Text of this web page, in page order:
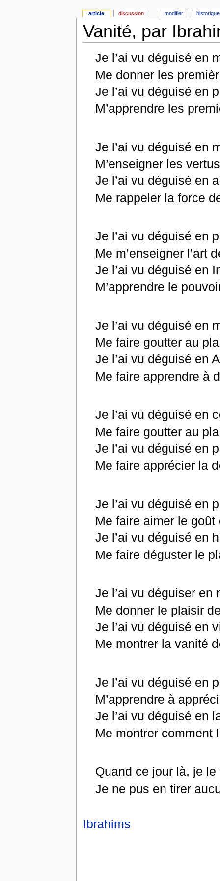
Vanité, par
Je l’ai vu déguisé en
Me donner les
Je l’ai vu déguisé en
M’apprendre les
Je l’ai vu déguisé en
M’enseigner les
Je l’ai vu déguisé en
Me rappeler la force
Je l’ai vu déguisé en
Me m’enseigner l’art
Je l’ai vu déguisé en
M’apprendre le
Je l’ai vu déguisé en
Me faire goutter au
Je l’ai vu déguisé en
Me faire apprendre à
Je l’ai vu déguisé en
Me faire goutter au
Je l’ai vu déguisé en
Me faire apprécier la
Je l’ai vu déguisé en
Me faire aimer le
Je l’ai vu déguisé en
Me faire déguster le
Je l’ai vu déguiser en
Me donner le plaisir
Je l’ai vu déguisé en
Me montrer la vanité
Je l’ai vu déguisé en
M’apprendre à
Je l’ai vu déguisé en
Me montrer comment
Quand ce jour là, je
Je ne pus en tirer
Ibrahims
article discussion modifier historique